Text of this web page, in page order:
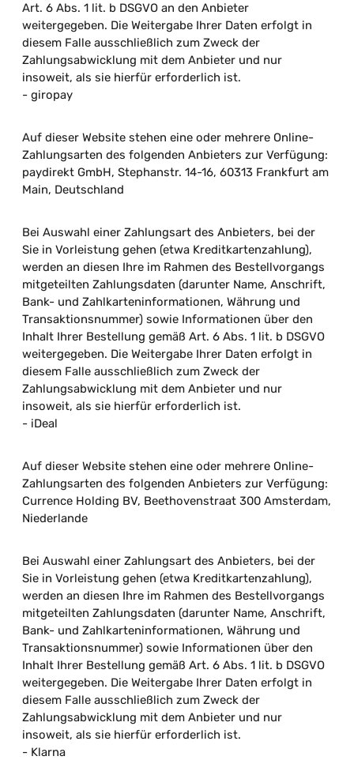
Art. 6 Abs. 1 lit. b DSGVO an den Anbieter
weitergegeben. Die Weitergabe Ihrer Daten erfolgt in
diesem Falle ausschließlich zum Zweck der
Zahlungsabwicklung mit dem Anbieter und nur
insoweit, als sie hierfür erforderlich ist.
- giropay
Auf dieser Website stehen eine oder mehrere Online-
Zahlungsarten des folgenden Anbieters zur Verfügung:
paydirekt GmbH, Stephanstr. 14-16, 60313 Frankfurt am
Main, Deutschland
Bei Auswahl einer Zahlungsart des Anbieters, bei der
Sie in Vorleistung gehen (etwa Kreditkartenzahlung),
werden an diesen Ihre im Rahmen des Bestellvorgangs
mitgeteilten Zahlungsdaten (darunter Name, Anschrift,
Bank- und Zahlkarteninformationen, Währung und
Transaktionsnummer) sowie Informationen über den
Inhalt Ihrer Bestellung gemäß Art. 6 Abs. 1 lit. b DSGVO
weitergegeben. Die Weitergabe Ihrer Daten erfolgt in
diesem Falle ausschließlich zum Zweck der
Zahlungsabwicklung mit dem Anbieter und nur
insoweit, als sie hierfür erforderlich ist.
- iDeal
Auf dieser Website stehen eine oder mehrere Online-
Zahlungsarten des folgenden Anbieters zur Verfügung:
Currence Holding BV, Beethovenstraat 300 Amsterdam,
Niederlande
Bei Auswahl einer Zahlungsart des Anbieters, bei der
Sie in Vorleistung gehen (etwa Kreditkartenzahlung),
werden an diesen Ihre im Rahmen des Bestellvorgangs
mitgeteilten Zahlungsdaten (darunter Name, Anschrift,
Bank- und Zahlkarteninformationen, Währung und
Transaktionsnummer) sowie Informationen über den
Inhalt Ihrer Bestellung gemäß Art. 6 Abs. 1 lit. b DSGVO
weitergegeben. Die Weitergabe Ihrer Daten erfolgt in
diesem Falle ausschließlich zum Zweck der
Zahlungsabwicklung mit dem Anbieter und nur
insoweit, als sie hierfür erforderlich ist.
- Klarna